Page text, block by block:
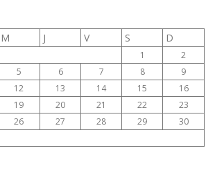
M J V S D
1
2
5 6 7 8
9
12 13 14 15
16
19 20 21 22
23
26 27 28 29
30